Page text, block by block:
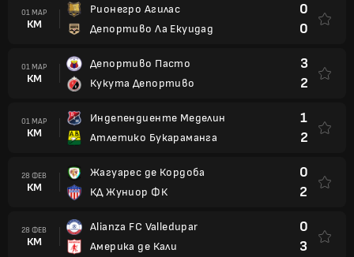
01 МАР
КМ
Рионегро Агилас
Депортиво Ла Екуидад
0
0
01 МАР
КМ
Депортиво Пасто
Кукута Депортиво
3
2
01 МАР
КМ
Индепендиенте Меделин
Атлетико Букараманга
1
2
28 ФЕВ
КМ
Жагуарес де Кордоба
КД Жуниор ФК
0
2
28 ФЕВ
КМ
Alianza FC Valledupar
Америка де Кали
0
3